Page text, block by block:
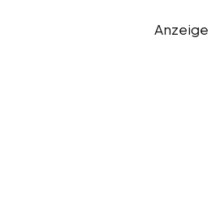
Anzeige